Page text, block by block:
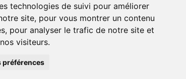
technologies de suivi pour améliorer
site, pour vous montrer un contenu
pour analyser le trafic de notre site et
visiteurs.
préférences